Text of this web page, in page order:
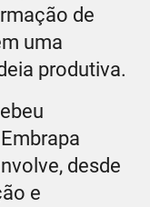
de
uma
produtiva.
desde
e